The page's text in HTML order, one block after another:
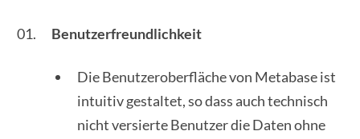
Benutzerfreundlichkeit
Die Benutzeroberfläche von Metabase ist
intuitiv gestaltet, so dass auch technisch
nicht versierte Benutzer die Daten ohne